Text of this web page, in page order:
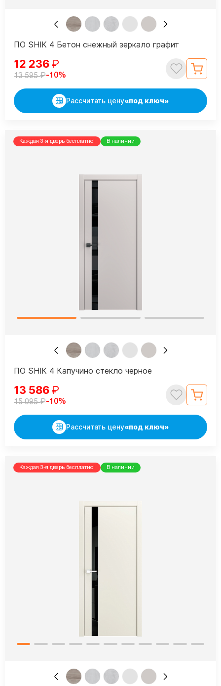
ПО SHIK 4 Бетон снежный зеркало графит
12 236 ₽
13 595₽-10%
Рассчитать цену«под ключ»
Каждая 3-я дверь бесплатно! В наличии
ПО SHIK 4 Капучино стекло черное
13 586 ₽
15 095₽-10%
Рассчитать цену«под ключ»
Каждая 3-я дверь бесплатно! В наличии